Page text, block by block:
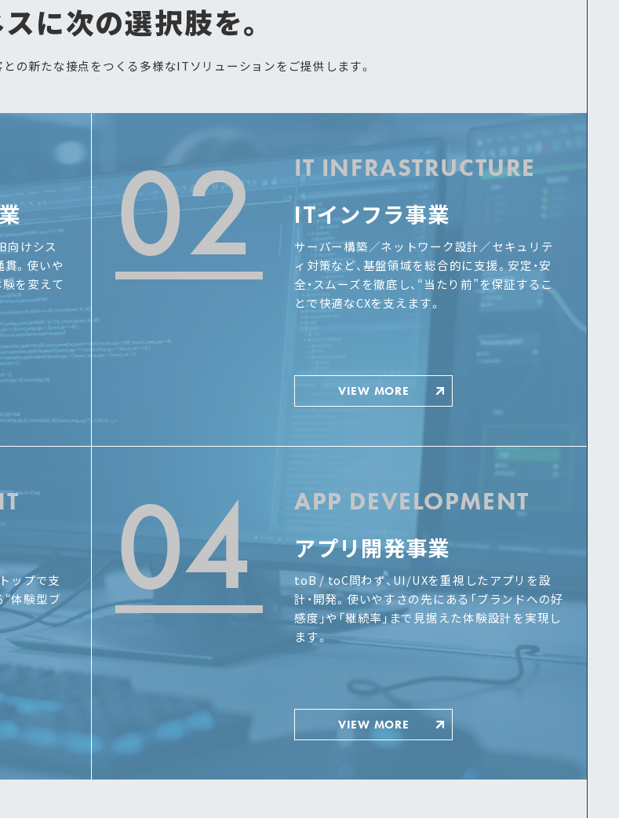
に次の選択肢を。
の新たな接点をつくる多様なITソリューションをご提供します。
向けシス
。使いや
を変えて
02 IT INFRASTRUCTURE
ITインフラ事業
サーバー構築／ネットワーク設計／セキュリテ
ィ対策など、基盤領域を総合的に支援。安定・安
全・スムーズを徹底し、“当たり前”を保証するこ
とで快適なCXを支えます。
VIEW MORE
ップで支
“体験型ブ
04 APP DEVELOPMENT
アプリ開発事業
toB / toC問わず、UI/UXを重視したアプリを設
計・開発。使いやすさの先にある「ブランドへの好
感度」や「継続率」まで見据えた体験設計を実現し
ます。
VIEW MORE